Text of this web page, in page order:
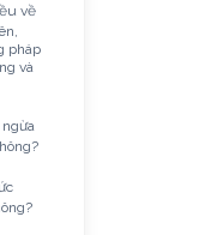
về
pháp
và